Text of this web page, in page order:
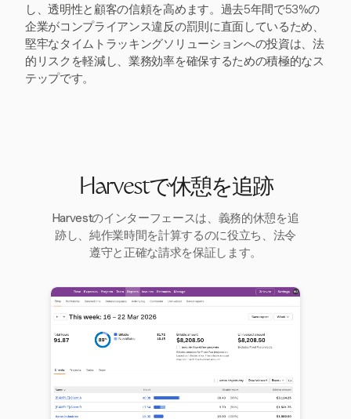
し、透明性と顧客の信頼を高めます。過去5年間で53%の
企業がコンプライアンス違反の罰則に直面しているため、
堅牢なタイムトラッキングソリューションへの投資は、法
的リスクを軽減し、業務効率を確保するための積極的なス
テップです。
Harvestで休憩を追跡
Harvestのインターフェースは、義務的休憩を追
跡し、純作業時間を計算するのに役立ち、法令
遵守と正確な請求を保証します。